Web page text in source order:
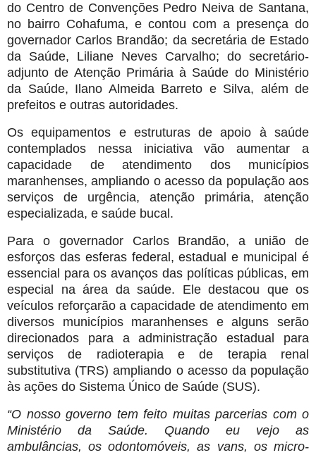
do Centro de Convenções Pedro Neiva de Santana,
no bairro Cohafuma, e contou com a presença do
governador Carlos Brandão; da secretária de Estado
da Saúde, Liliane Neves Carvalho; do secretário-
adjunto de Atenção Primária à Saúde do Ministério
da Saúde, Ilano Almeida Barreto e Silva, além de
prefeitos e outras autoridades.
Os equipamentos e estruturas de apoio à saúde
contemplados nessa iniciativa vão aumentar a
capacidade de atendimento dos municípios
maranhenses, ampliando o acesso da população aos
serviços de urgência, atenção primária, atenção
especializada, e saúde bucal.
Para o governador Carlos Brandão, a união de
esforços das esferas federal, estadual e municipal é
essencial para os avanços das políticas públicas, em
especial na área da saúde. Ele destacou que os
veículos reforçarão a capacidade de atendimento em
diversos municípios maranhenses e alguns serão
direcionados para a administração estadual para
serviços de radioterapia e de terapia renal
substitutiva (TRS) ampliando o acesso da população
às ações do Sistema Único de Saúde (SUS).
“O nosso governo tem feito muitas parcerias com o
Ministério da Saúde. Quando eu vejo as
ambulâncias, os odontomóveis, as vans, os micro-